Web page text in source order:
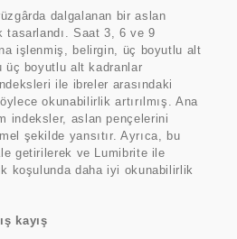
dalgalanan bir aslan
tasarlandı. Saat 3, 6 ve 9
işlenmiş, belirgin, üç boyutlu alt
üç boyutlu alt kadranlar
ile ibreler arasındaki
okunabilirlik artırılmış. Ana
indeksler, aslan pençelerini
şekilde yansıtır. Ayrıca, bu
getirilerek ve Lumibrite ile
koşulunda daha iyi okunabilirlik
kayış